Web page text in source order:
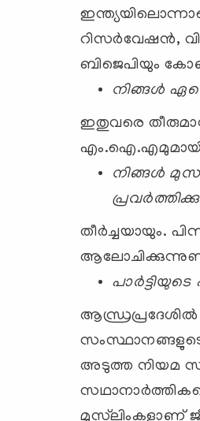
റിസര്‍വേഷന്‍,
ബിജെപിയും
നിങ്ങള്‍
ഇതുവരെ
എം.ഐ.എമുമായി
നിങ്ങള്‍
തീര്‍ച്ചയായും.
സംസ്ഥാനങ്ങളുടെ
അടുത്ത നിയമ
മുസ്‌ലിംകളാണ്‌